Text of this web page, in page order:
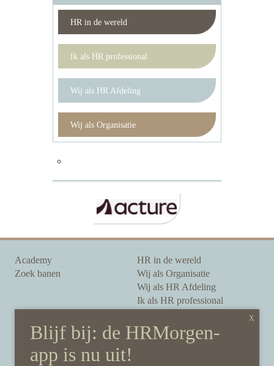
HR in de wereld
Ik als HR professional
Wij als HR Afdeling
Wij als Organisatie
Academy
Zoek banen
HR in de wereld
Wij als Organisatie
Wij als HR Afdeling
Ik als HR professional
Onze auteurs
Onze partners
Sponsoring